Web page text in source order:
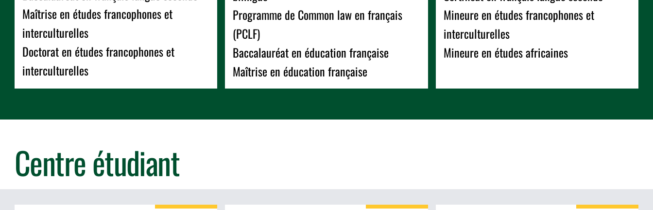
Maîtrise en études francophones et
interculturelles
Doctorat en études francophones et
interculturelles
Programme de Common law en français
(PCLF)
Baccalauréat en éducation française
Maîtrise en éducation française
Mineure en études francophones et
interculturelles
Mineure en études africaines
Centre étudiant